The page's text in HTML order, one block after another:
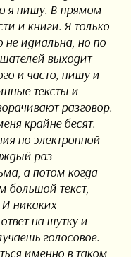
я пишу. В прямом
и книги. Я только
идиальна, но по
выходит
и часто, пишу и
тексты и
разговор.
крайне бесят.
по электронной
раз
а потом когда
большой текст,
никаких
на шутку и
голосовое.
именно в таком